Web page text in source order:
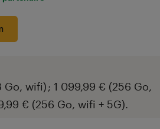
wifi) ; 1 099,99 € (256 Go,
€ (256 Go, wifi + 5G).